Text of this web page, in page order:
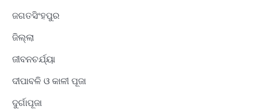
ଜଗତସିଂହପୁର
ଜିଲ୍ଲା
ଜୀବନଚର୍ଯ୍ୟା
ଦୀପାବଳି ଓ କାଳୀ ପୂଜା
ଦୁର୍ଗାପୂଜା